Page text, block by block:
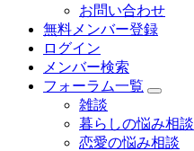
お問い合わせ
無料メンバー登録
ログイン
メンバー検索
フォーラム一覧
雑談
暮らしの悩み相談
恋愛の悩み相談